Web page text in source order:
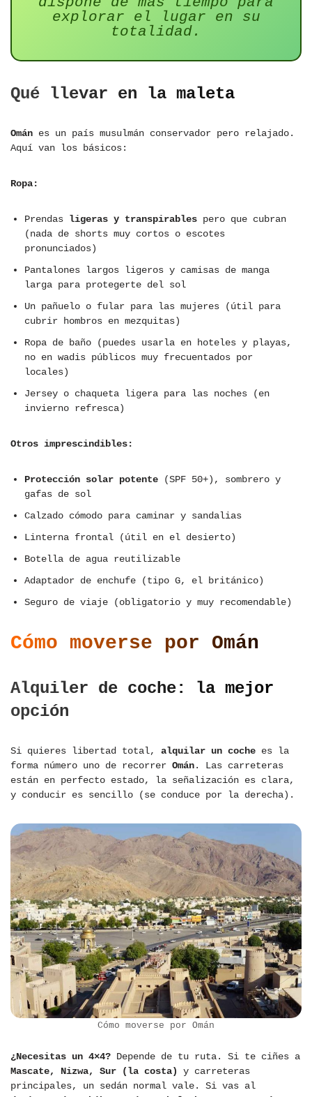
explorar el lugar en su
totalidad.
Qué llevar en la maleta
Omán es un país musulmán conservador pero relajado.
Aquí van los básicos:
Ropa:
Prendas ligeras y transpirables pero que cubran
(nada de shorts muy cortos o escotes
pronunciados)
Pantalones largos ligeros y camisas de manga
larga para protegerte del sol
Un pañuelo o fular para las mujeres (útil para
cubrir hombros en mezquitas)
Ropa de baño (puedes usarla en hoteles y playas,
no en wadis públicos muy frecuentados por
locales)
Jersey o chaqueta ligera para las noches (en
invierno refresca)
Otros imprescindibles:
Protección solar potente (SPF 50+), sombrero y
gafas de sol
Calzado cómodo para caminar y sandalias
Linterna frontal (útil en el desierto)
Botella de agua reutilizable
Adaptador de enchufe (tipo G, el británico)
Seguro de viaje (obligatorio y muy recomendable)
Cómo moverse por Omán
Alquiler de coche: la mejor
opción
Si quieres libertad total, alquilar un coche es la
forma número uno de recorrer Omán. Las carreteras
están en perfecto estado, la señalización es clara,
y conducir es sencillo (se conduce por la derecha).
Cómo moverse por Omán
¿Necesitas un 4×4? Depende de tu ruta. Si te ciñes a
Mascate, Nizwa, Sur (la costa)
y carreteras
principales, un sedán normal vale. Si vas al